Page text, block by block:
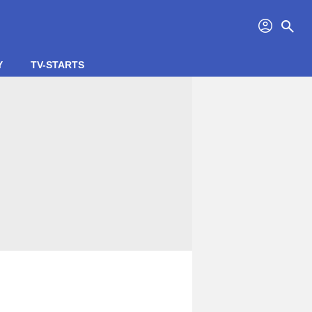
profil search
TV-STARTS